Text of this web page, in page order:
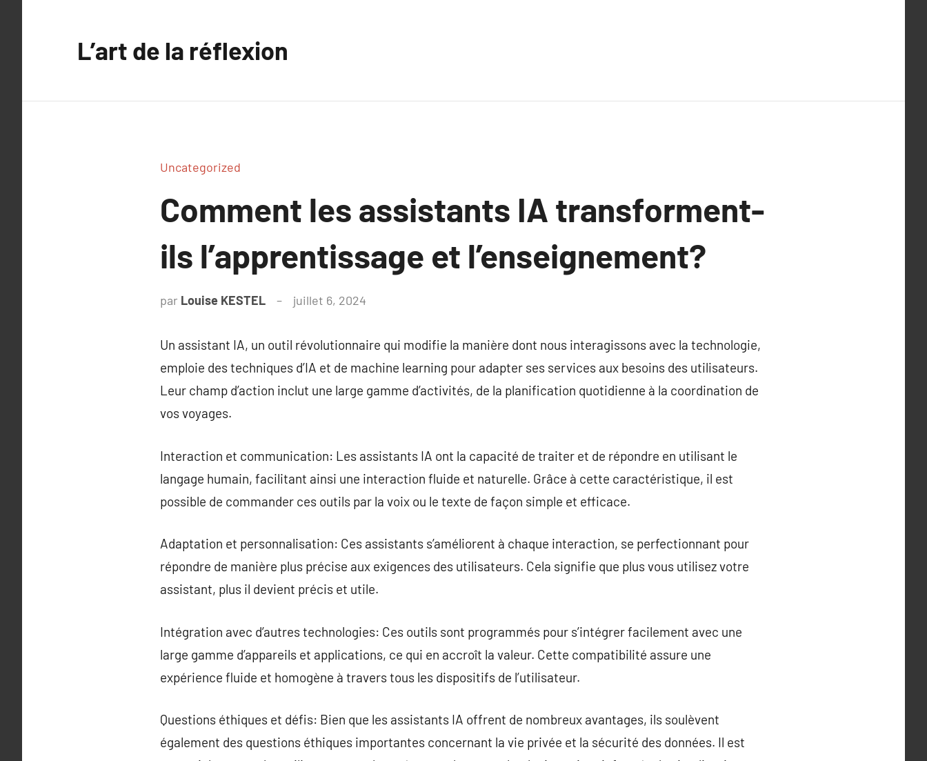
L’art de la réflexion
Uncategorized
Comment les assistants IA transforment-
ils l’apprentissage et l’enseignement?
par Louise KESTEL juillet 6, 2024
Un assistant IA, un outil révolutionnaire qui modifie la manière dont nous interagissons avec la technologie,
emploie des techniques d’IA et de machine learning pour adapter ses services aux besoins des utilisateurs.
Leur champ d’action inclut une large gamme d’activités, de la planification quotidienne à la coordination de
vos voyages.
Interaction et communication: Les assistants IA ont la capacité de traiter et de répondre en utilisant le
langage humain, facilitant ainsi une interaction fluide et naturelle. Grâce à cette caractéristique, il est
possible de commander ces outils par la voix ou le texte de façon simple et efficace.
Adaptation et personnalisation: Ces assistants s’améliorent à chaque interaction, se perfectionnant pour
répondre de manière plus précise aux exigences des utilisateurs. Cela signifie que plus vous utilisez votre
assistant, plus il devient précis et utile.
Intégration avec d’autres technologies: Ces outils sont programmés pour s’intégrer facilement avec une
large gamme d’appareils et applications, ce qui en accroît la valeur. Cette compatibilité assure une
expérience fluide et homogène à travers tous les dispositifs de l’utilisateur.
Questions éthiques et défis: Bien que les assistants IA offrent de nombreux avantages, ils soulèvent
également des questions éthiques importantes concernant la vie privée et la sécurité des données. Il est